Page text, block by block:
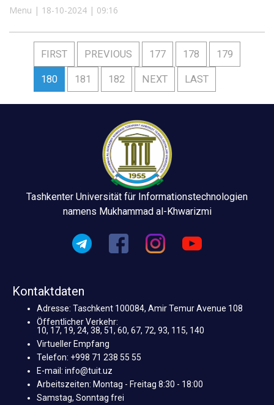
Menu | 18-10-2024 | 09:16
FIRST PREVIOUS 177 178 179
180 181 182 NEXT LAST
Tashkenter Universität für Informationstechnologien
namens Mukhammad al-Khwarizmi
Kontaktdaten
Adresse: Taschkent 100084, Amir Temur Avenue 108
Öffentlicher Verkehr:
10, 17, 19, 24, 38, 51, 60, 67, 72, 93, 115, 140
Virtueller Empfang
Telefon: +998 71 238 55 55
E-mail: info@tuit.uz
Arbeitszeiten: Montag - Freitag 8:30 - 18:00
Samstag, Sonntag frei